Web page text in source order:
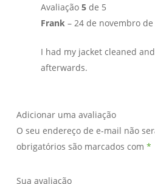
Avaliação 5de 5
Frank – 24 de novembro de
I had my jacket cleaned
afterwards.
Adicionar uma avaliação
O seu endereço de e-mail não
obrigatórios são marcados com *
Sua avaliação